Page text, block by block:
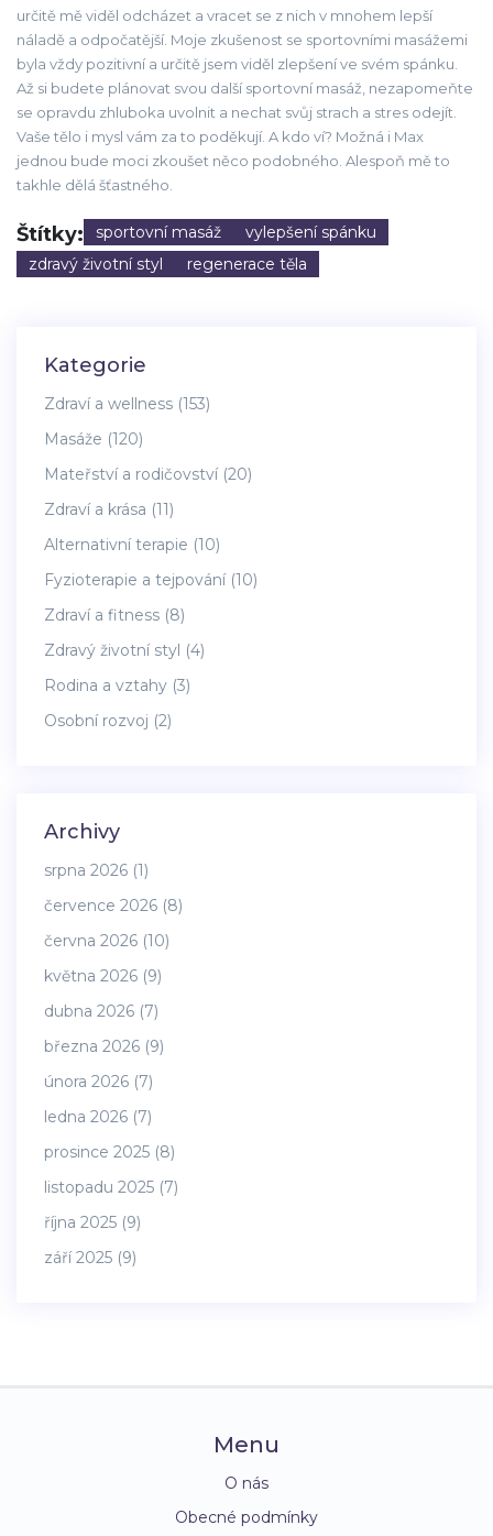
určitě mě viděl odcházet a vracet se z nich v mnohem lepší
náladě a odpočatější. Moje zkušenost se sportovními masážemi
byla vždy pozitivní a určitě jsem viděl zlepšení ve svém spánku.
Až si budete plánovat svou další sportovní masáž, nezapomeňte
se opravdu zhluboka uvolnit a nechat svůj strach a stres odejít.
Vaše tělo i mysl vám za to poděkují. A kdo ví? Možná i Max
jednou bude moci zkoušet něco podobného. Alespoň mě to
takhle dělá šťastného.
Štítky: sportovní masáž
vylepšení spánku
zdravý životní styl
regenerace těla
Kategorie
Zdraví a wellness (153)
Masáže (120)
Mateřství a rodičovství (20)
Zdraví a krása (11)
Alternativní terapie (10)
Fyzioterapie a tejpování (10)
Zdraví a fitness (8)
Zdravý životní styl (4)
Rodina a vztahy (3)
Osobní rozvoj (2)
Archivy
srpna 2026 (1)
července 2026 (8)
června 2026 (10)
května 2026 (9)
dubna 2026 (7)
března 2026 (9)
února 2026 (7)
ledna 2026 (7)
prosince 2025 (8)
listopadu 2025 (7)
října 2025 (9)
září 2025 (9)
Menu
O nás
Obecné podmínky